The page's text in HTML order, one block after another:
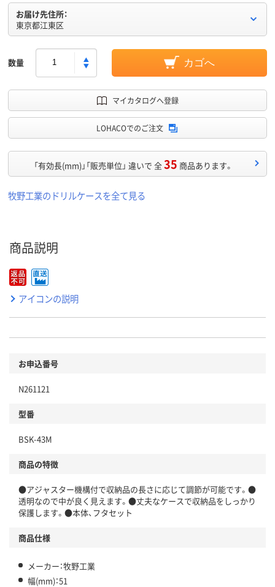
お届け先住所：
東京都江東区
数量 カゴへ
マイカタログへ登録
LOHACOでのご注文
「有効長(mm)」「販売単位」 違いで 全35 商品あります。
牧野工業のドリルケースを全て見る
商品説明
アイコンの説明
お申込番号
N261121
型番
BSK-43M
商品の特徴
●アジャスター機構付で収納品の長さに応じて調節が可能です。●
透明なので中が良く見えます。●丈夫なケースで収納品をしっかり
保護します。●本体、フタセット
商品仕様
メーカー：牧野工業
幅(mm)：51